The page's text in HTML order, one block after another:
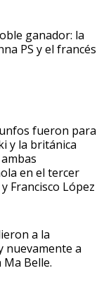
ganador: la
PS y el francés
fueron para
y la británica
en el tercer
Francisco López
a la
nuevamente a
Belle.